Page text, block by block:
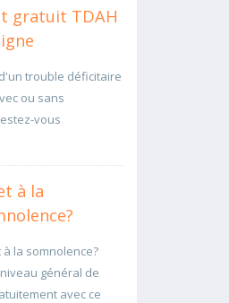
gratuit TDAH
trouble déficitaire
ou sans
vous
à la
la somnolence?
général de
avec ce